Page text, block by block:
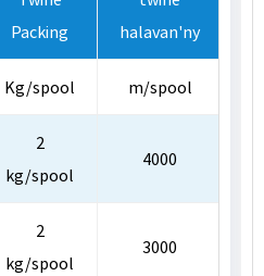
Packing
halavan'ny
Kg/spool m/spool
2
kg/spool
4000
2
kg/spool
3000